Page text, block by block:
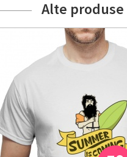
Alte